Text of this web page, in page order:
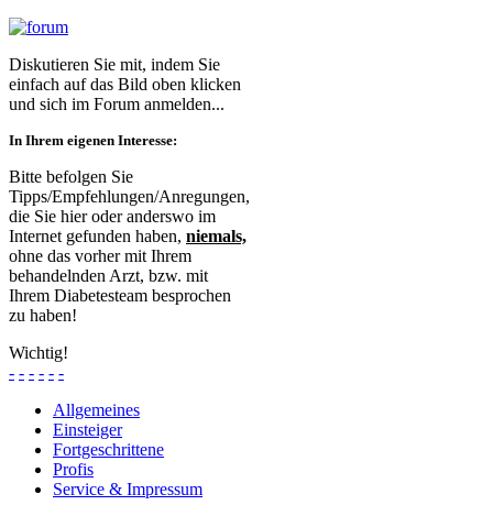
Diskutieren Sie mit, indem Sie
einfach auf das Bild oben klicken
und sich im Forum anmelden...
In Ihrem eigenen Interesse:
Bitte befolgen Sie
Tipps/Empfehlungen/Anregungen,
die Sie hier oder anderswo im
Internet gefunden haben, niemals,
ohne das vorher mit Ihrem
behandelnden Arzt, bzw. mit
Ihrem Diabetesteam besprochen
zu haben!
Wichtig!
- - - - - -
Allgemeines
Einsteiger
Fortgeschrittene
Profis
Service & Impressum